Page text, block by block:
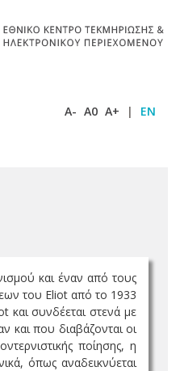
A- A0 A+ | EN
και έναν από τους
του Eliot από το 1933
και συνδέεται στενά με
και που διαβάζονται οι
ποίησης, η
όπως αναδεικνύεται